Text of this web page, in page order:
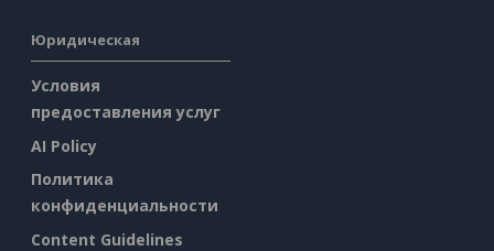
Юридическая
Условия
предоставления услуг
AI Policy
Политика
конфиденциальности
Content Guidelines